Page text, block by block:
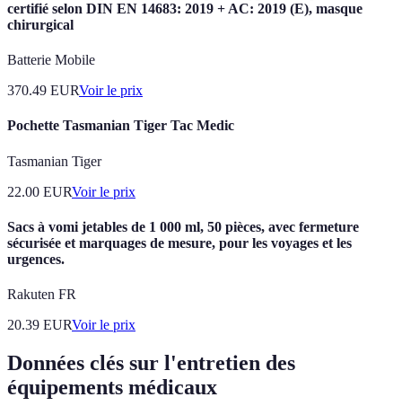
certifié selon DIN EN 14683: 2019 + AC: 2019 (E), masque
chirurgical
Batterie Mobile
370.49 EURVoir le prix
Pochette Tasmanian Tiger Tac Medic
Tasmanian Tiger
22.00 EURVoir le prix
Sacs à vomi jetables de 1 000 ml, 50 pièces, avec fermeture
sécurisée et marquages de mesure, pour les voyages et les
urgences.
Rakuten FR
20.39 EURVoir le prix
Données clés sur l'entretien des
équipements médicaux